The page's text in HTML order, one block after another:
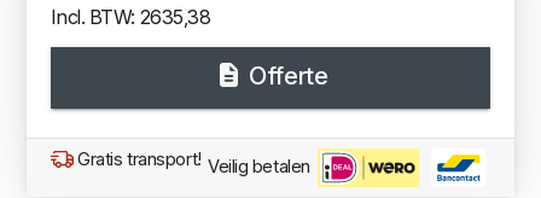
Incl. BTW: 2635,38
Offerte
Gratis transport! Veilig betalen